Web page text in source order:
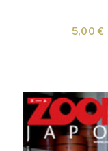
options
peuvent
être
choisies
5,00€